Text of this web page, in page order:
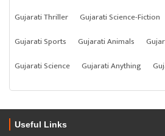
Gujarati Thriller
Gujarati Science-Fiction
Gujarati Sports
Gujarati Animals
Gujarati Science
Gujarati Anything
Useful Links